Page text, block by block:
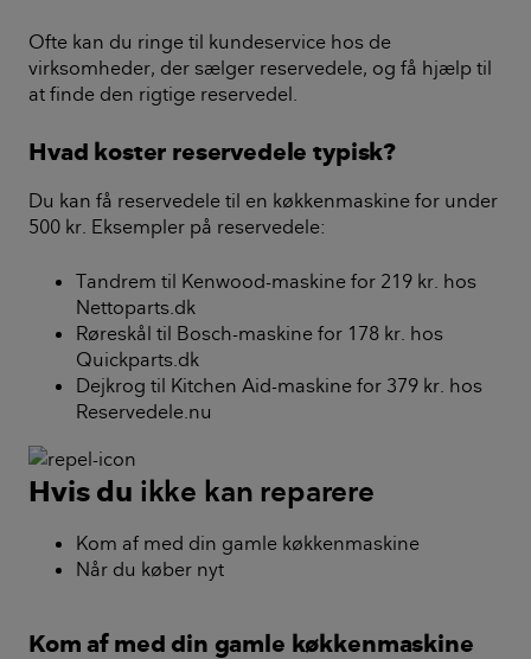
Ofte kan du ringe til kundeservice hos de
virksomheder, der sælger reservedele, og få hjælp til
at finde den rigtige reservedel.
Hvad koster reservedele typisk?
Du kan få reservedele til en køkkenmaskine for under
500 kr. Eksempler på reservedele:
Tandrem til Kenwood-maskine for 219 kr. hos
Nettoparts.dk
Røreskål til Bosch-maskine for 178 kr. hos
Quickparts.dk
Dejkrog til Kitchen Aid-maskine for 379 kr. hos
Reservedele.nu
Hvis du ikke kan reparere
Kom af med din gamle køkkenmaskine
Når du køber nyt
Kom af med din gamle køkkenmaskine